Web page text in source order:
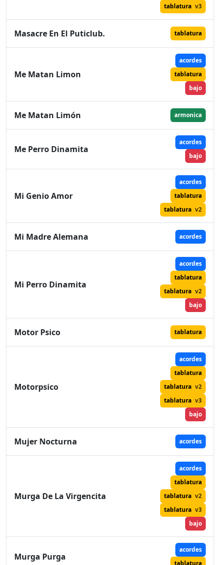
tablatura v3
Masacre En El Puticlub. tablatura
Me Matan Limon
acordes
tablatura
bajo
Me Matan Limón armonica
Me Perro Dinamita
acordes
bajo
Mi Genio Amor
acordes
tablatura
tablatura v2
Mi Madre Alemana acordes
Mi Perro Dinamita
acordes
tablatura
tablatura v2
bajo
Motor Psico tablatura
Motorpsico
acordes
tablatura
tablatura v2
tablatura v3
bajo
Mujer Nocturna acordes
Murga De La Virgencita
acordes
tablatura
tablatura v2
tablatura v3
bajo
Murga Purga
acordes
tablatura